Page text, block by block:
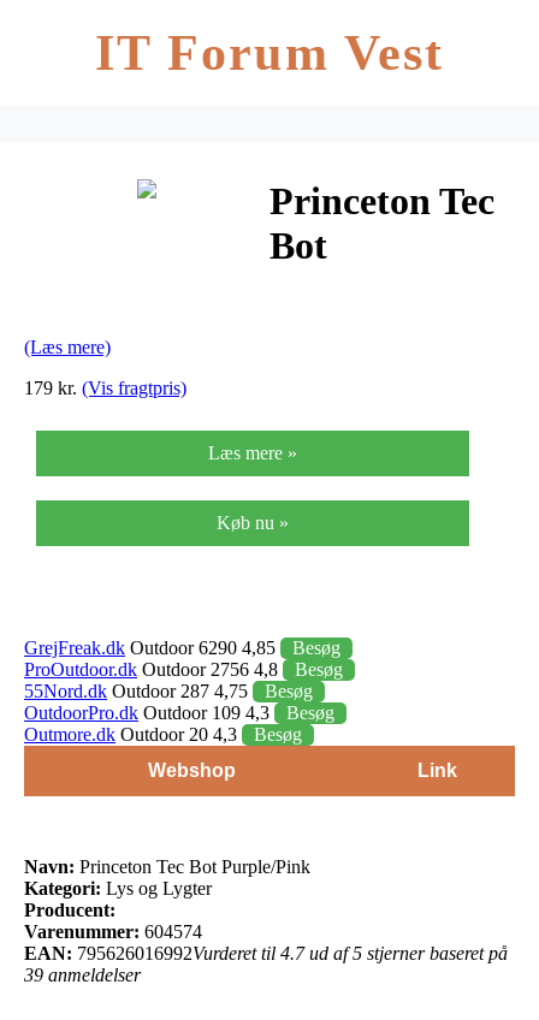
IT Forum Vest
Princeton Tec
Bot
(Læs mere)
179 kr. (Vis fragtpris)
Læs mere »
Køb nu »
GrejFreak.dk Outdoor 6290 4,85
Besøg
ProOutdoor.dk Outdoor 2756 4,8
Besøg
55Nord.dk Outdoor 287 4,75
Besøg
OutdoorPro.dk Outdoor 109 4,3
Besøg
Outmore.dk Outdoor 20 4,3
Besøg
Webshop
Link
Navn: Princeton Tec Bot Purple/Pink
Kategori: Lys og Lygter
Producent:
Varenummer: 604574
EAN: 795626016992Vurderet til 4.7 ud af 5 stjerner baseret på
39 anmeldelser